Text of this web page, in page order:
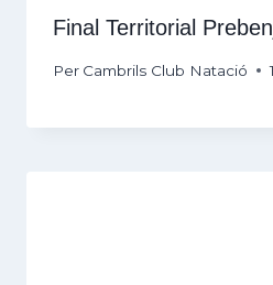
Final Territorial
Per Cambrils Club Natació